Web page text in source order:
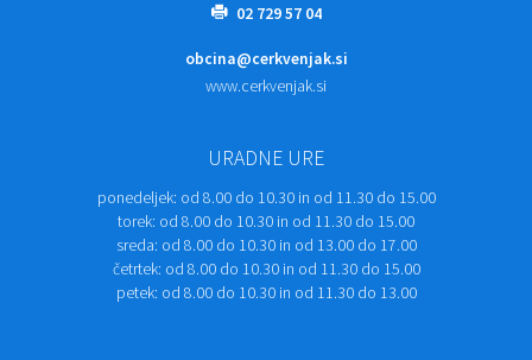
02 729 57 04
obcina@cerkvenjak.si
www.cerkvenjak.si
URADNE URE
ponedeljek: od 8.00 do 10.30 in od 11.30 do 15.00
torek: od 8.00 do 10.30 in od 11.30 do 15.00
sreda: od 8.00 do 10.30 in od 13.00 do 17.00
četrtek: od 8.00 do 10.30 in od 11.30 do 15.00
petek: od 8.00 do 10.30 in od 11.30 do 13.00